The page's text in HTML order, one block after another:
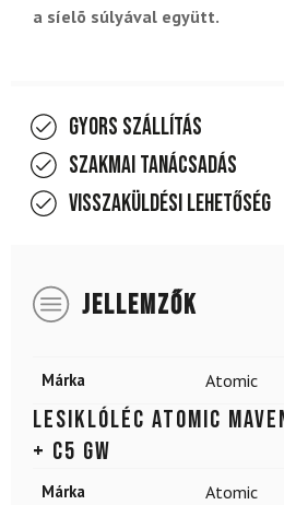
a síelõ súlyával együtt.
Gyors szállítás
Szakmai tanácsadás
Visszaküldési lehetőség
JELLEMZŐK
Márka Atomic
Lesiklóléc ATOMIC
+ C5 GW
Márka Atomic